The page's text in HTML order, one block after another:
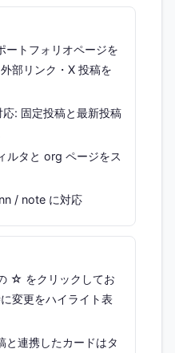
ートフォリオページを
部リンク・X 投稿を
: 固定投稿と最新投稿
ルタと org ページをス
/ note に対応
☆ をクリックしてお
変更をハイライト表
と連携したカードはタ